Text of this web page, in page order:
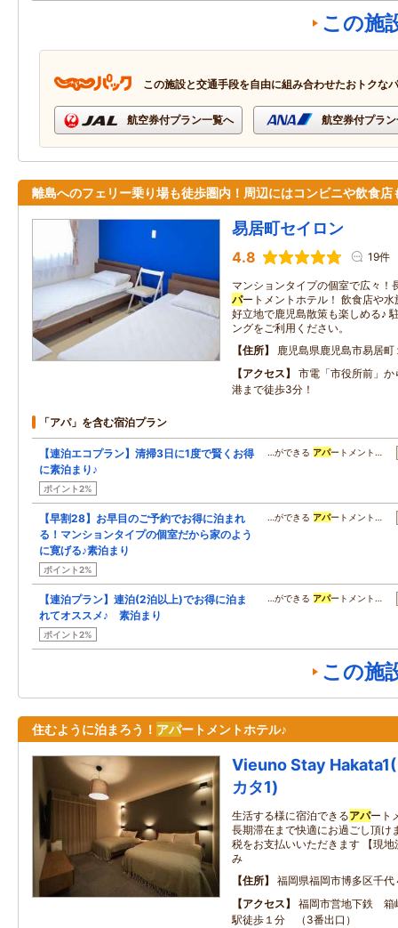
この施
この施設と交通手段を自由に組み合わせたおトクな
航空券付プラン一覧へ 航空券付プラ
離島へのフェリー乗り場も徒歩圏内！周辺にはコンビニや飲食店
易居町セイロン
4.8 19件
マンションタイプの個室で広々！
パートメントホテル！ 飲食店や
好立地で鹿児島散策も楽しめる♪
ングをご利用ください。
住所
鹿児島県鹿児島市易居町
アクセス
市電「市役所前」
港まで徒歩3分！
「アパ」を含む宿泊プラン
【連泊エコプラン】清掃3日に1度で賢くお得
に素泊まり♪
ポイント2%
…ができる アパートメント…
【早割28】お早目のご予約でお得に泊まれ
る！マンションタイプの個室だから家のよう
に寛げる♪素泊まり
ポイント2%
…ができる アパートメント…
【連泊プラン】連泊(2泊以上)でお得に泊ま
れてオススメ♪ 素泊まり
ポイント2%
…ができる アパートメント…
この施
住むように泊まろう！ アパートメントホテル♪
Vieuno Stay
カタ1)
生活する様に宿泊できるアパート
長期滞在まで快適にお過ごし頂け
税をお支払いいただきます 【現
み
住所
福岡県福岡市博多区千
アクセス
福岡市営地下鉄
駅徒歩１分 （3番出口）